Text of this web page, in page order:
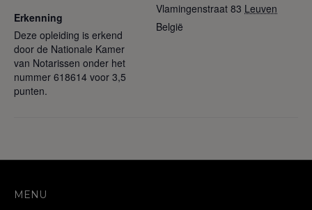
Vlamingenstraat 83 Leuven
België
Erkenning
Deze opleiding is erkend
door de Nationale Kamer
van Notarissen onder het
nummer 618614 voor 3,5
punten.
MENU